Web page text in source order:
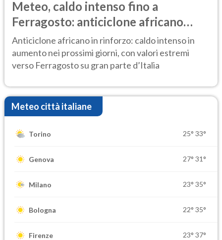
Meteo, caldo intenso fino a
Ferragosto: anticiclone africano
ancora protagonista
Anticiclone africano in rinforzo: caldo intenso in
aumento nei prossimi giorni, con valori estremi
verso Ferragosto su gran parte d’Italia
Meteo città italiane
Torino 25° 33°
Genova 27° 31°
Milano 23° 35°
Bologna 22° 35°
Firenze 23° 37°